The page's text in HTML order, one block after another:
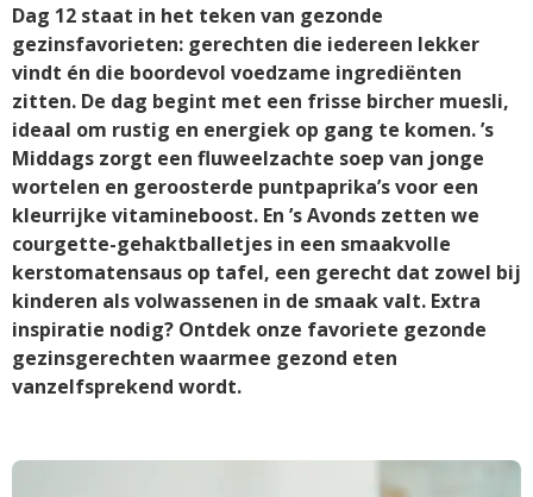
Dag 12 staat in het teken van gezonde
gezinsfavorieten: gerechten die iedereen lekker
vindt én die boordevol voedzame ingrediënten
zitten. De dag begint met een frisse bircher muesli,
ideaal om rustig en energiek op gang te komen. ’s
Middags zorgt een fluweelzachte soep van jonge
wortelen en geroosterde puntpaprika’s voor een
kleurrijke vitamineboost. En ’s Avonds zetten we
courgette-gehaktballetjes in een smaakvolle
kerstomatensaus op tafel, een gerecht dat zowel bij
kinderen als volwassenen in de smaak valt. Extra
inspiratie nodig? Ontdek onze favoriete gezonde
gezinsgerechten waarmee gezond eten
vanzelfsprekend wordt.